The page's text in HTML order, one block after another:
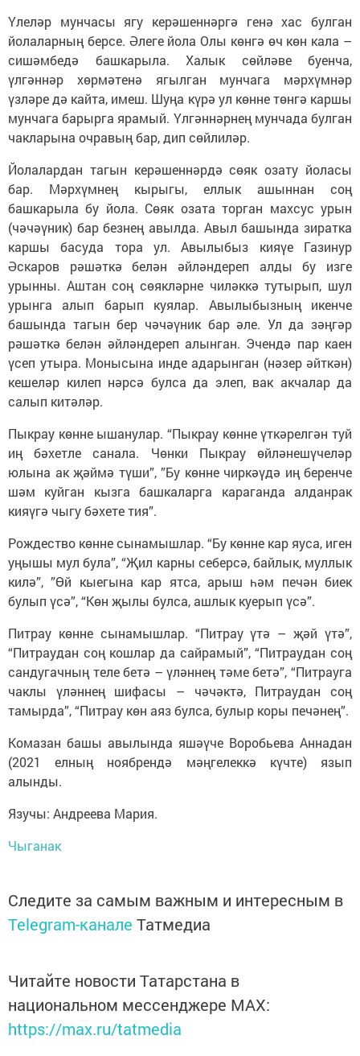
Үлеләр мунчасы ягу керәшеннәргә генә хас булган
йолаларның берсе. Әлеге йола Олы көнгә өч көн кала –
сишәмбедә башкарыла. Халык сөйләве буенча,
үлгәннәр хөрмәтенә ягылган мунчага мәрхүмнәр
үзләре дә кайта, имеш. Шуңа күрә ул көнне төнгә каршы
мунчага барырга ярамый. Үлгәннәрнең мунчада булган
чакларына очравың бар, дип сөйлиләр.
Йолалардан тагын керәшеннәрдә сөяк озату йоласы
бар. Мәрхүмнең кырыгы, еллык ашыннан соң
башкарыла бу йола. Сөяк озата торган махсус урын
(чәчәүник) бар безнең авылда. Авыл башында зиратка
каршы басуда тора ул. Авылыбыз кияүе Газинур
Әскаров рәшәткә белән әйләндереп алды бу изге
урынны. Аштан соң сөякләрне чиләккә тутырып, шул
урынга алып барып куялар. Авылыбызның икенче
башында тагын бер чәчәүник бар әле. Ул да зәңгәр
рәшәткә белән әйләндереп алынган. Эчендә пар каен
үсеп утыра. Монысына инде адарынган (нәзер әйткән)
кешеләр килеп нәрсә булса да элеп, вак акчалар да
салып китәләр.
Пыкрау көнне ышанулар. “Пыкрау көнне үткәрелгән туй
иң бәхетле санала. Чөнки Пыкрау өйләнешүчеләр
юлына ак җәймә түши”, ”Бу көнне чиркәүдә иң беренче
шәм куйган кызга башкаларга караганда алданрак
кияүгә чыгу бәхете тия”.
Рождество көнне сынамышлар. “Бу көнне кар яуса, иген
уңышы мул була”, “Җил карны себерсә, байлык, муллык
килә”, ”Өй кыегына кар ятса, арыш һәм печән биек
булып үсә”, “Көн җылы булса, ашлык куерып үсә”.
Питрау көнне сынамышлар. “Питрау үтә – җәй үтә”,
“Питраудан соң кошлар да сайрамый”, “Питраудан соң
сандугачның теле бетә – үләннең тәме бетә”, “Питрауга
чаклы үләннең шифасы – чәчәктә, Питраудан соң
тамырда”, “Питрау көн аяз булса, булыр коры печәнең”.
Комазан башы авылында яшәүче Воробьева Аннадан
(2021 елның ноябрендә мәңгелеккә күчте) язып
алынды.
Язучы: Андреева Мария.
Чыганак
Следите за самым важным и интересным в
Telegram-канале Татмедиа
Читайте новости Татарстана в
национальном мессенджере MАХ:
https://max.ru/tatmedia